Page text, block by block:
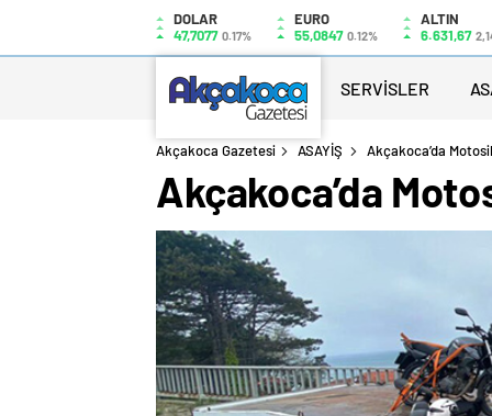
DOLAR
47,7077 0.17%
EURO
55,0847 0.12%
ALTIN
6.631,67
SERVİSLER
Akçakoca Gazetesi ASAYİŞ Akçakoca’da
Akçakoca’da